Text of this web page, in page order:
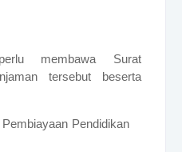
membawa Surat
tersebut beserta
Pendidikan